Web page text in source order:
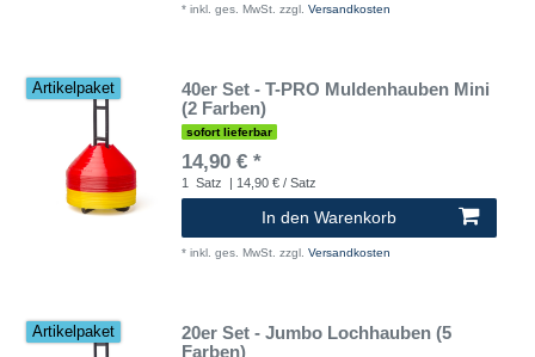
* inkl. ges. MwSt. zzgl. Versandkosten
Artikelpaket
40er Set - T-PRO Muldenhauben Mini
(2 Farben)
sofort lieferbar
14,90 € *
1 Satz | 14,90 € / Satz
In den Warenkorb
* inkl. ges. MwSt. zzgl. Versandkosten
Artikelpaket
20er Set - Jumbo Lochhauben (5
Farben)